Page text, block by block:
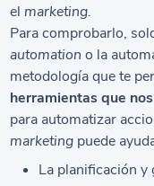
el marketing.
Para comprobarlo,
automation o la
metodología que te
herramientas que
para automatizar
marketing puede
La planificación y